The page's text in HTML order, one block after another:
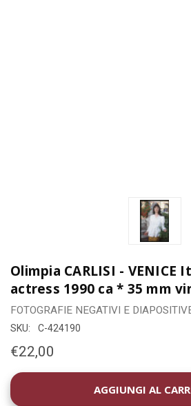
Olimpia CARLISI - VENICE
actress 1990 ca * 35 mm
FOTOGRAFIE NEGATIVI E
SKU: C-424190
€22,00
DISPONIBILITÀ
ATTUALE: